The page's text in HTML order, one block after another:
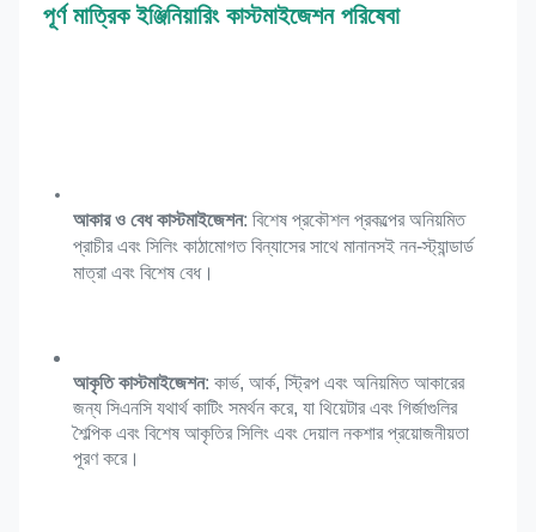
পূর্ণ মাত্রিক ইঞ্জিনিয়ারিং কাস্টমাইজেশন পরিষেবা
আকার ও বেধ কাস্টমাইজেশন: বিশেষ প্রকৌশল প্রকল্পের অনিয়মিত
প্রাচীর এবং সিলিং কাঠামোগত বিন্যাসের সাথে মানানসই নন-স্ট্যান্ডার্ড
মাত্রা এবং বিশেষ বেধ।
আকৃতি কাস্টমাইজেশন: কার্ভ, আর্ক, স্ট্রিপ এবং অনিয়মিত আকারের
জন্য সিএনসি যথার্থ কাটিং সমর্থন করে, যা থিয়েটার এবং গির্জাগুলির
শৈল্পিক এবং বিশেষ আকৃতির সিলিং এবং দেয়াল নকশার প্রয়োজনীয়তা
পূরণ করে।